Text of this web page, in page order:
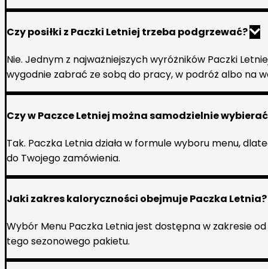
Czy posiłki z Paczki Letniej trzeba podgrzewać?
Nie. Jednym z najważniejszych wyróżników Paczki
wygodnie zabrać ze sobą do pracy, w podróż albo na
Czy w Paczce Letniej można samodzielnie
Tak. Paczka Letnia działa w formule wyboru menu,
do Twojego zamówienia.
Jaki zakres kaloryczności obejmuje Paczka Letnia?
Wybór Menu Paczka Letnia jest dostępna w zakresie
tego sezonowego pakietu.